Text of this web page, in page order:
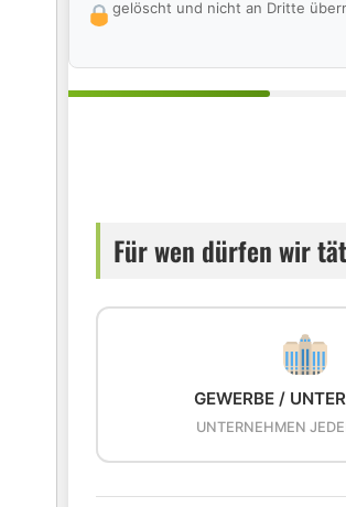
gelöscht und nicht an Dritte
Für wen dürfen wir
GEWERBE /
UNTERNEHMEN